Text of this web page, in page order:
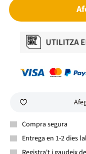
Compra segura
Entrega en 1-2 dies